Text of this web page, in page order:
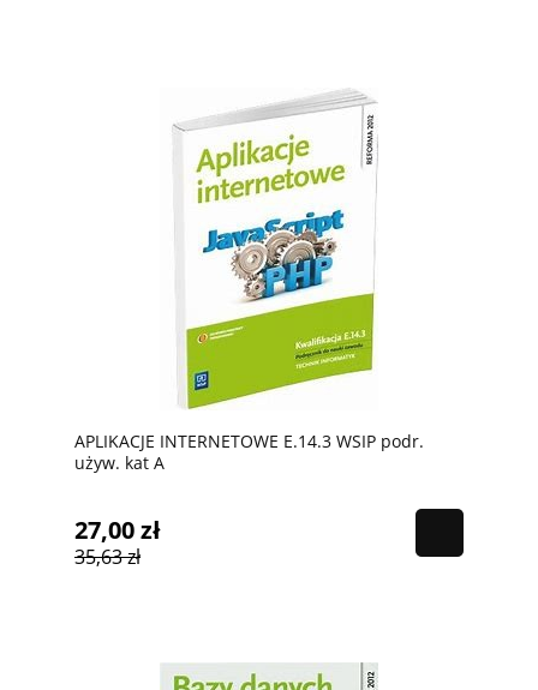
APLIKACJE INTERNETOWE E.14.3 WSIP podr.
używ. kat A
27,00 zł
35,63 zł